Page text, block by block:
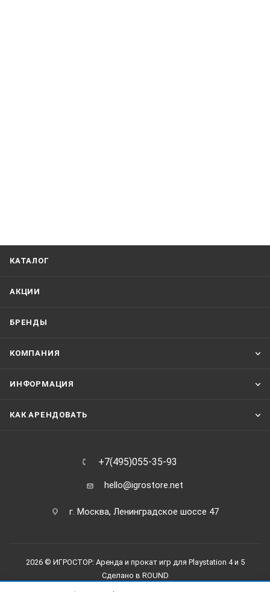
КАТАЛОГ
АКЦИИ
БРЕНДЫ
КОМПАНИЯ
ИНФОРМАЦИЯ
КАК АРЕНДОВАТЬ
+7(495)055-35-93
hello@igrostore.net
г. Москва, Ленинградское шоссе 47
2026 © ИГРОСТОР: Аренда и прокат игр для Playstation 4 и 5
Сделано в ROUND